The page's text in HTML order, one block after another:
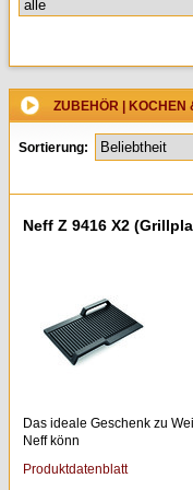
Kleingeräte & Sonstiges
ZUBEHÖR | KOCHEN
Sortierung:
Neff Z 9416 X2
Das ideale Geschenk zu
Neff könn
Produktdatenblatt